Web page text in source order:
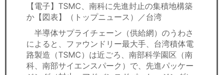
【電子】TSMC、南科に先進封止の集積地構築
か【図表】（トップニュース）／台湾
半導体サプライチェーン（供給網）のうわさ
によると、ファウンドリー最大手、台湾積体電
路製造（TSMC）は近ごろ、南部科学園区（南
科、南部サイエンスパーク）で、先進パッケー